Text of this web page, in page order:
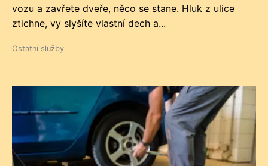
vozu a zavřete dveře, něco se stane. Hluk z ulice
ztichne, vy slyšíte vlastní dech a...
Ostatní služby